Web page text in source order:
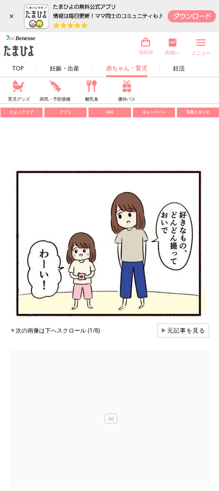
×
TOP 妊娠・出産 赤ちゃん・育児 妊活
SHOP 内祝い メニュー
育児グッズ 病気・予防接種 離乳食 優待パス
ひよこクラブ アプリ SNS キャンペーン 写真スタジオ
▼次の画像は下へスクロール (1/8) ▶元記事を見る